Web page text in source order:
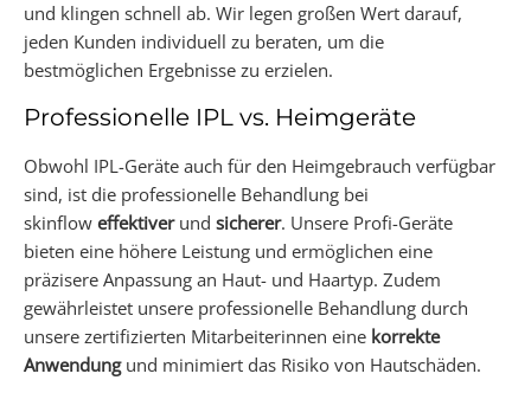
und klingen schnell ab. Wir legen großen Wert darauf,
jeden Kunden individuell zu beraten, um die
bestmöglichen Ergebnisse zu erzielen.
Professionelle IPL vs. Heimgeräte
Obwohl IPL-Geräte auch für den Heimgebrauch verfügbar
sind, ist die professionelle Behandlung bei
skinflow effektiverund sicherer. Unsere Profi-Geräte
bieten eine höhere Leistung und ermöglichen eine
präzisere Anpassung an Haut- und Haartyp. Zudem
gewährleistet unsere professionelle Behandlung durch
unsere zertifizierten Mitarbeiterinnen eine korrekte
Anwendungund minimiert das Risiko von Hautschäden.